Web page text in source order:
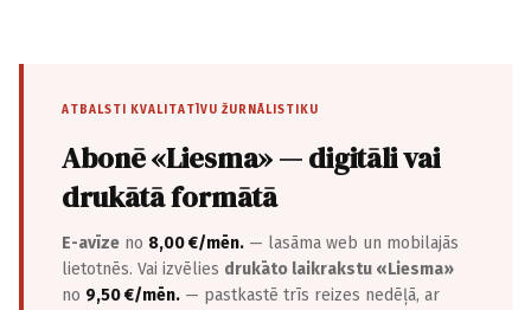
ATBALSTI KVALITATĪVU ŽURNĀLISTIKU
Abonē «Liesma» — digitāli vai
drukātā formātā
E-avīze no 8,00 €/mēn. — lasāma web un mobilajās
lietotnēs. Vai izvēlies drukāto laikrakstu «Liesma»
no 9,50 €/mēn. — pastkastē trīs reizes nedēļā, ar